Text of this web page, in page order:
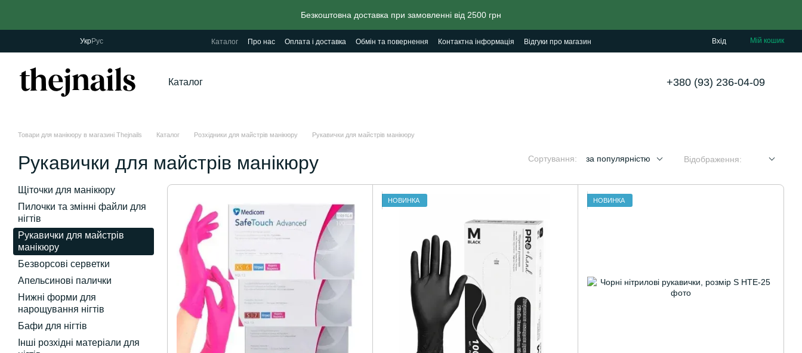
Безкоштовна доставка при замовленні від 2500 грн
УкрРус Каталог Про нас Оплата і доставка Обмін та повернення Контактна інформація Відгуки про магазин Вхід Мій кошик
Каталог +380 (93) 236-04-09
Товари для манікюру в магазині Thejnails Каталог Розхідники для майстрів манікюру Рукавички для майстрів манікюру
Рукавички для майстрів манікюру Сортування: за популярністю Відображення:
НОВИНКА НОВИНКА
Щіточки для манікюру
Пилочки та змінні файли для
нігтів
Рукавички для майстрів
манікюру
Безворсові серветки
Апельсинові палички
Нижні форми для
нарощування нігтів
Бафи для нігтів
Інші розхідні матеріали для